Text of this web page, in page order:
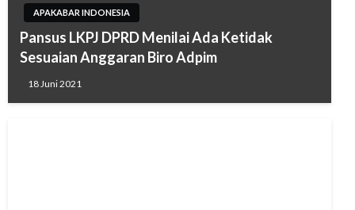
APAKABAR INDONESIA
Pansus LKPJ DPRD Menilai Ada Ketidak
Sesuaian Anggaran Biro Adpim
18 Juni 2021